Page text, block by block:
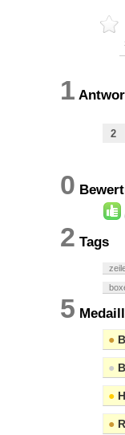
1
2
0
2
5
●
●
●
●